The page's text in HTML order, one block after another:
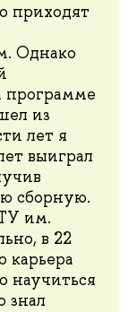
приходят
Однако
программе
из
лет я
выиграл
сборную.
им.
в 22
карьера
научиться
знал